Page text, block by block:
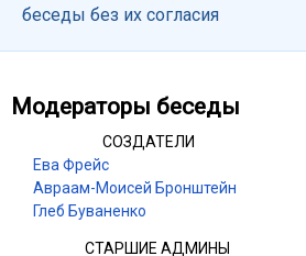
беседы без их согласия
Модераторы беседы
СОЗДАТЕЛИ
Ева Фрейс
Авраам-Моисей Бронштейн
Глеб Буваненко
СТАРШИЕ АДМИНЫ